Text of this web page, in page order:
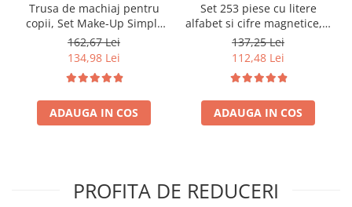
Trusa de machiaj pentru
copii, Set Make-Up Simply
Joy, cu 47 de elemente
pentru make-up, rujuri,
farduri, oja, Design inedit,
geanta cu maner pentru
transport, pentru fetite de
3,4,5,6,7,8,9 ani
162,67 Lei
134,98 Lei
ADAUGA IN COS
Set 253 piese cu litere
alfabet si cifre magnetice, 1
tabla magnetica cu doua
fete si cutie de depozitare,
jucarii educative pentru
copii de 3,4,5,6,7 ani
137,25 Lei
112,48 Lei
ADAUGA IN COS
PROFITA DE REDUCERI